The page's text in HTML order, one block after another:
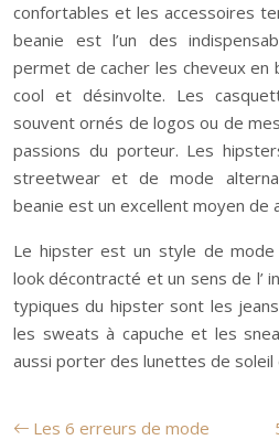
confortables et les accessoires
beanie est l’un des
permet de cacher les cheveux en
cool et désinvolte. Les
souvent ornés de logos ou de
passions du porteur. Les
streetwear et de mode
beanie est un excellent moyen de
Le hipster est un style de
look décontracté et un sens de l’
typiques du hipster sont les
les sweats à capuche et les
aussi porter des lunettes de
Les 6 erreurs de mode